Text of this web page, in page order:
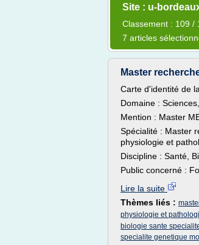
Site : u-
Classement : 109 /
7 articles
Master
Carte d'identité de
Domaine :
Mention : Master
Spécialité : Master
physiologie et
Discipline : Santé,
Public concerné :
Lire la suite
Thèmes liés :
physiologie et
biologie sante
specialite genetique